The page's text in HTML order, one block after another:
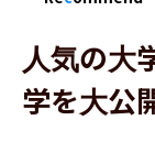
人気の大
学を大公